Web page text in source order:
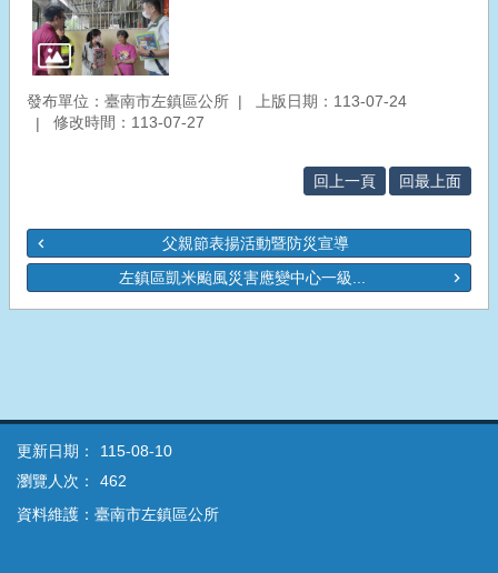
發布單位：臺南市左鎮區公所
上版日期：113-07-24
修改時間：113-07-27
回上一頁 回最上面
父親節表揚活動暨防災宣導
左鎮區凱米颱風災害應變中心一級...
更新日期：
115-08-10
瀏覽人次：
462
資料維護：臺南市左鎮區公所